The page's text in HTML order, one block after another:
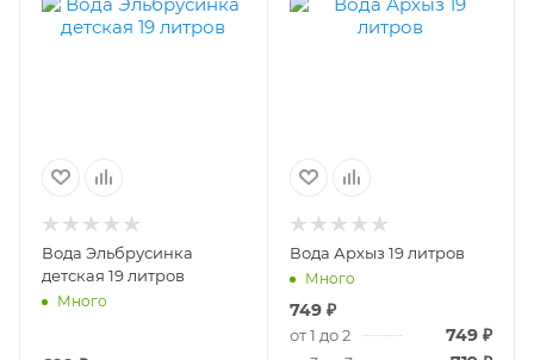
Вода Эльбрусинка
детская 19 литров
Много
Вода Архыз 19 литров
Много
749₽
от 1 до 2 749 ₽